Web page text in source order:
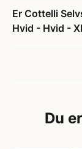
Er Cottelli
Hvid - Hvid -
Du